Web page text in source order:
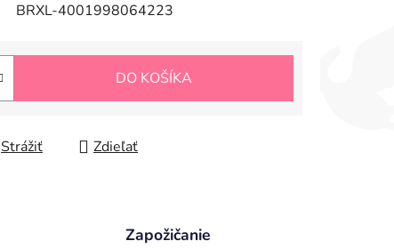
BRXL-4001998064223
DO KOŠÍKA
Strážiť Zdieľať
Zapožičanie